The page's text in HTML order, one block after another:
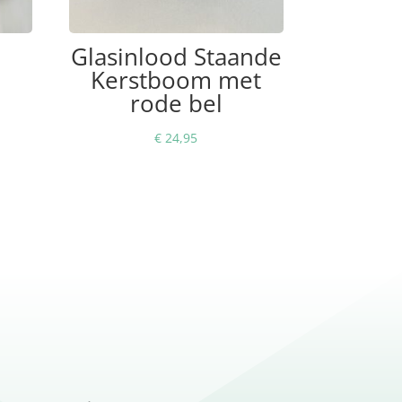
Glasinlood Staande
Kerstboom met
rode bel
€ 24,95